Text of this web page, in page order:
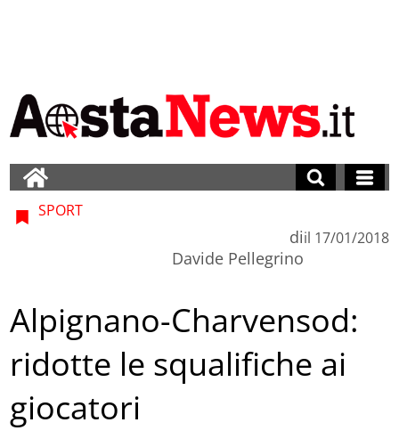
SPORT
di
Davide Pellegrino
il 17/01/2018
Alpignano-Charvensod:
ridotte le squalifiche ai
giocatori